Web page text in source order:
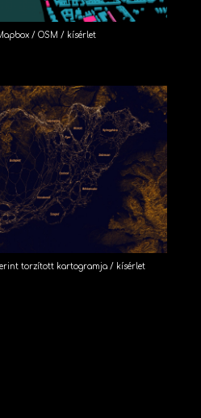
/ OSM / kísérlet
torzított kartogramja / kísérlet